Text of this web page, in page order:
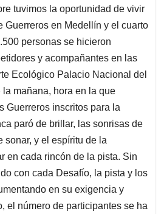
tuvimos la oportunidad de vivir
Guerreros en Medellín y el cuarto
personas se hicieron
y acompañantes en las
Ecológico Palacio Nacional del
mañana, hora en la que
Guerreros inscritos para la
paró de brillar, las sonrisas de
sonar, y el espíritu de la
en cada rincón de la pista. Sin
con cada Desafío, la pista y los
en su exigencia y
el número de participantes se ha